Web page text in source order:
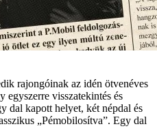
rajongóinak az idén ötvenéves
egyszerre visszatekintés és
dal kapott helyet, két népdal és
„Pémobilosítva”. Egy dal